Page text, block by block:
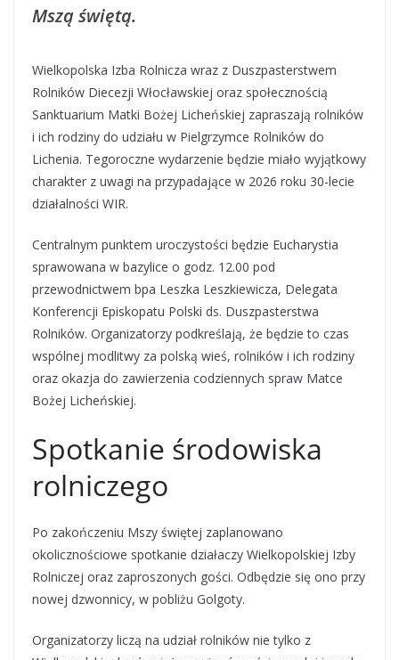
Mszą świętą.
Wielkopolska Izba Rolnicza wraz z Duszpasterstwem
Rolników Diecezji Włocławskiej oraz społecznością
Sanktuarium Matki Bożej Licheńskiej zapraszają rolników
i ich rodziny do udziału w Pielgrzymce Rolników do
Lichenia. Tegoroczne wydarzenie będzie miało wyjątkowy
charakter z uwagi na przypadające w 2026 roku 30-lecie
działalności WIR.
Centralnym punktem uroczystości będzie Eucharystia
sprawowana w bazylice o godz. 12.00 pod
przewodnictwem bpa Leszka Leszkiewicza, Delegata
Konferencji Episkopatu Polski ds. Duszpasterstwa
Rolników. Organizatorzy podkreślają, że będzie to czas
wspólnej modlitwy za polską wieś, rolników i ich rodziny
oraz okazja do zawierzenia codziennych spraw Matce
Bożej Licheńskiej.
Spotkanie środowiska
rolniczego
Po zakończeniu Mszy świętej zaplanowano
okolicznościowe spotkanie działaczy Wielkopolskiej Izby
Rolniczej oraz zaproszonych gości. Odbędzie się ono przy
nowej dzwonnicy, w pobliżu Golgoty.
Organizatorzy liczą na udział rolników nie tylko z